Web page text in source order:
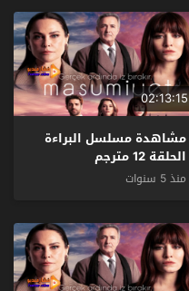
02:13:15
مشاهدة مسلسل البراءة
الحلقة 12 مترجم
منذ 5 سنوات